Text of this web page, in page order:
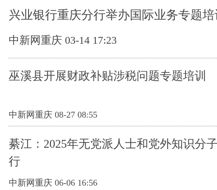
兴业银行重庆分行举办国际业务专题
中新网重庆 03-14 17:23
巫溪县开展财政补贴涉税问题专题培训
中新网重庆 08-27 08:55
綦江：2025年无党派人士和党外知识分
行
中新网重庆 06-06 16:56